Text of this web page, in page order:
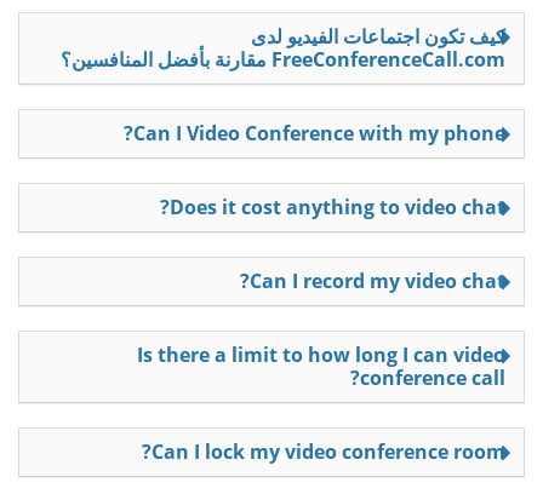
كيف تكون اجتماعات الفيديو لدى
FreeConferenceCall.com مقارنة بأفضل المنافسين؟
Can I Video Conference with my phone?
Does it cost anything to video chat?
Can I record my video chat?
Is there a limit to how long I can video
conference call?
Can I lock my video conference room?